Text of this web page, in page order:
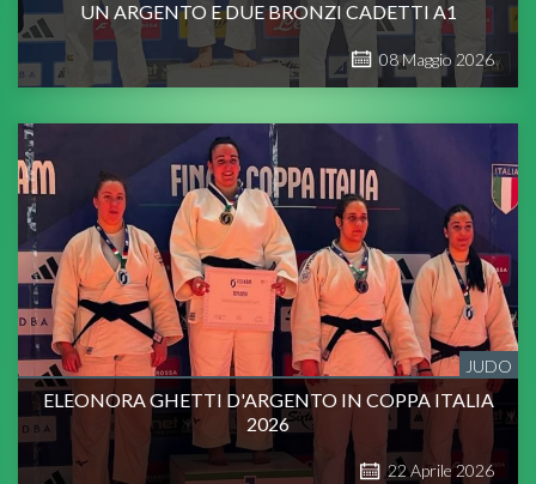
UN ARGENTO E DUE BRONZI CADETTI A1
08Maggio 2026
JUDO
ELEONORA GHETTI D'ARGENTO IN COPPA ITALIA
2026
22Aprile 2026